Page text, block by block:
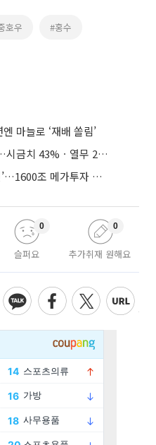
호우 #홍수
마늘로 ‘재배 쏠림’
생산부터 밥상까지 덮친 폭염…시금치 43%ㆍ열무 28% 급등
용인·호남 반도체 산단 ‘속도전’…1600조 메가투자 이행 총력
슬퍼요
0
추가취재 원해요
0